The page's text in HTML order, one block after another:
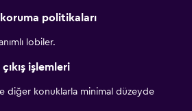
politikaları
lobiler.
işlemleri
diğer konuklarla minimal düzeyde